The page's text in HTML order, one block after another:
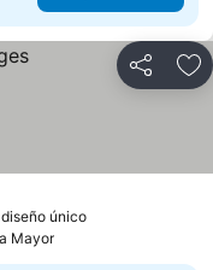
Compartir
únicoVer precios
Mayor